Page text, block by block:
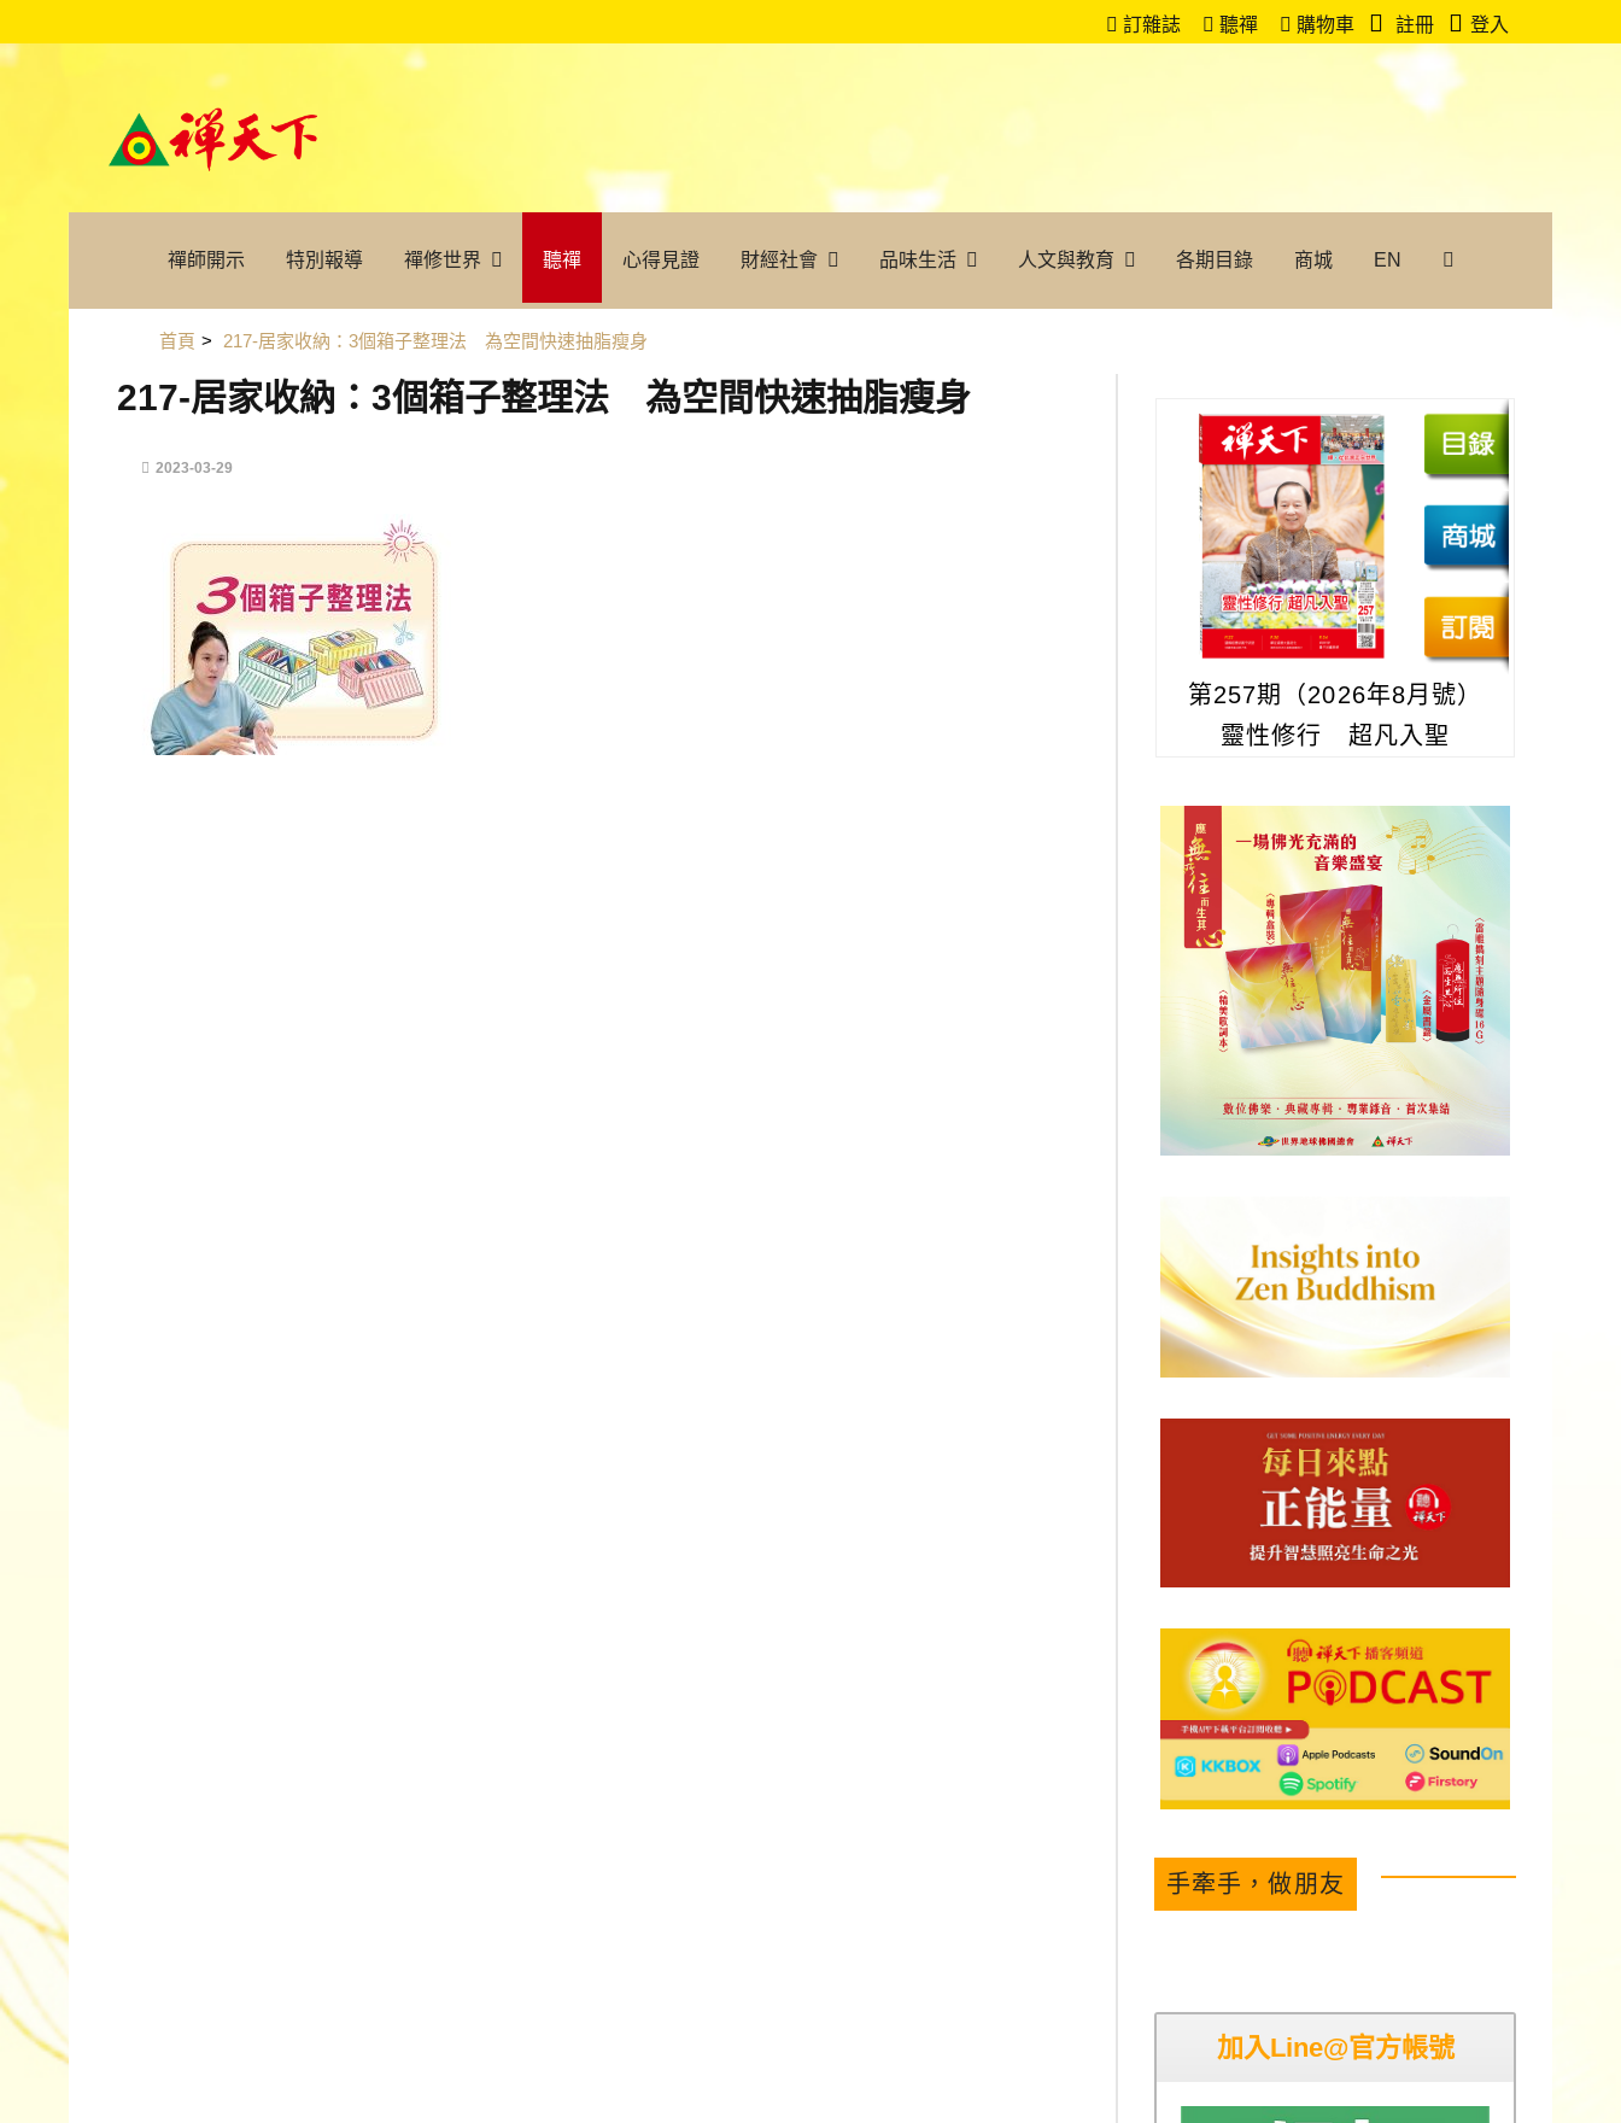
訂雜誌 聽禪 購物車 註冊 登入
禪師開示 特別報導 禪修世界 聽禪 心得見證 財經社會 品味生活 人文與教育 各期目錄 商城 EN
首頁 > 217-居家收納：3個箱子整理法 為空間快速抽脂瘦身
217-居家收納：3個箱子整理法 為空間快速抽脂瘦身
2023-03-29
第257期（2026年8月號）
靈性修行 超凡入聖
手牽手，做朋友
加入Line@官方帳號